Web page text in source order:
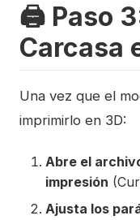
🖨️ Paso
Carcasa
Una vez que el
imprimirlo en 3D:
Abre el
impresión
Ajusta los